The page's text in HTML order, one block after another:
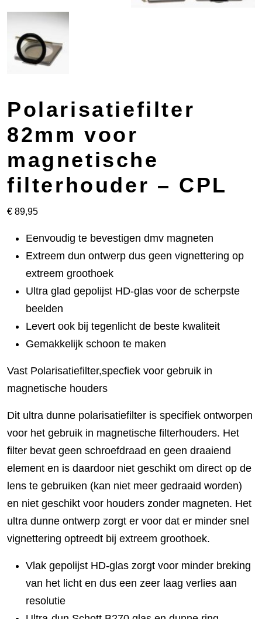
Polarisatiefilter
82mm voor
magnetische
filterhouder – CPL
€ 89,95
Eenvoudig te bevestigen dmv magneten
Extreem dun ontwerp dus geen vignettering op
extreem groothoek
Ultra glad gepolijst HD-glas voor de scherpste
beelden
Levert ook bij tegenlicht de beste kwaliteit
Gemakkelijk schoon te maken
Vast Polarisatiefilter,specfiek voor gebruik in
magnetische houders
Dit ultra dunne polarisatiefilter is specifiek ontworpen
voor het gebruik in magnetische filterhouders. Het
filter bevat geen schroefdraad en geen draaiend
element en is daardoor niet geschikt om direct op de
lens te gebruiken (kan niet meer gedraaid worden)
en niet geschikt voor houders zonder magneten. Het
ultra dunne ontwerp zorgt er voor dat er minder snel
vignettering optreedt bij extreem groothoek.
Vlak gepolijst HD-glas zorgt voor minder breking
van het licht en dus een zeer laag verlies aan
resolutie